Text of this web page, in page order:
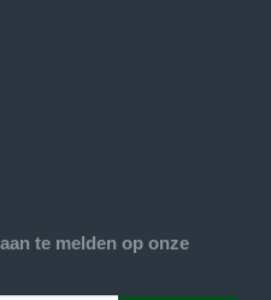
te melden op onze